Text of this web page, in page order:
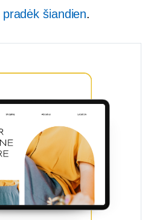
pradėk šiandien.